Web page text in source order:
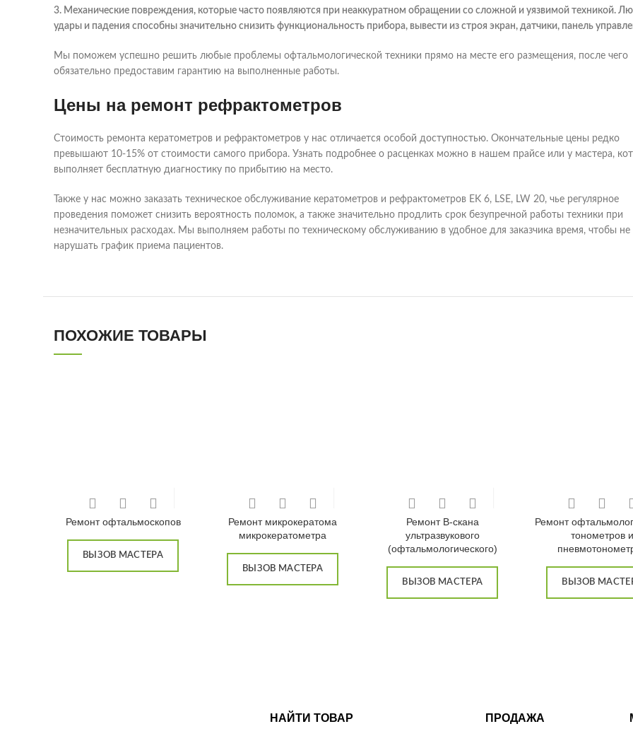
3. Механические повреждения, которые часто появляются при неаккуратном обращении со сложной и уязвимой техникой.
удары и падения способны значительно снизить функциональность прибора, вывести из строя экран, датчики, панель
Мы поможем успешно решить любые проблемы офтальмологической техники прямо на месте его размещения, после чего
обязательно предоставим гарантию на выполненные работы.
Цены на ремонт рефрактометров
Стоимость ремонта кератометров и рефрактометров у нас отличается особой доступностью. Окончательные цены редко
превышают 10-15% от стоимости самого прибора. Узнать подробнее о расценках можно в нашем прайсе или у мастера,
выполняет бесплатную диагностику по прибытию на место.
Также у нас можно заказать техническое обслуживание кератометров и рефрактометров EK 6, LSE, LW 20, чье регулярное
проведения поможет снизить вероятность поломок, а также значительно продлить срок безупречной работы техники при
незначительных расходах. Мы выполняем работы по техническому обслуживанию в удобное для заказчика время, чтобы не
нарушать график приема пациентов.
ПОХОЖИЕ ТОВАРЫ
Ремонт офтальмоскопов
ВЫЗОВ МАСТЕРА
Ремонт микрокератома
микрокератометра
ВЫЗОВ МАСТЕРА
Ремонт B-скана
ультразвукового
(офтальмологического)
ВЫЗОВ МАСТЕРА
Ремонт
тонометров и
ВЫЗОВ
НАЙТИ ТОВАР ПРОДАЖА